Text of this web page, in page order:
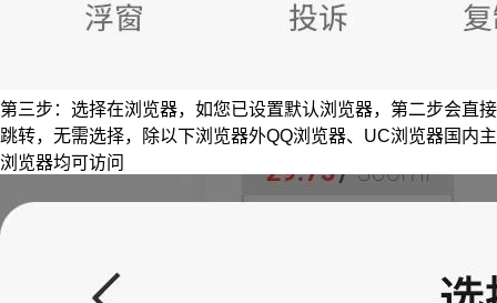
第三步：选择在浏览器，如您已设置默认浏览器，第二步会直接
跳转，无需选择，除以下浏览器外QQ浏览器、UC浏览器国内主
浏览器均可访问